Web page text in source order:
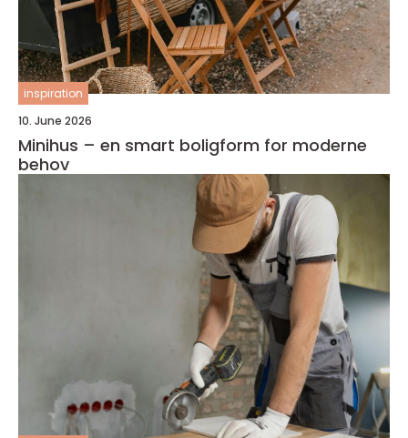
inspiration
10. June 2026
Minihus – en smart boligform for moderne
behov